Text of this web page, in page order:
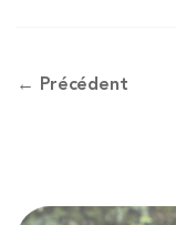
← Précédent